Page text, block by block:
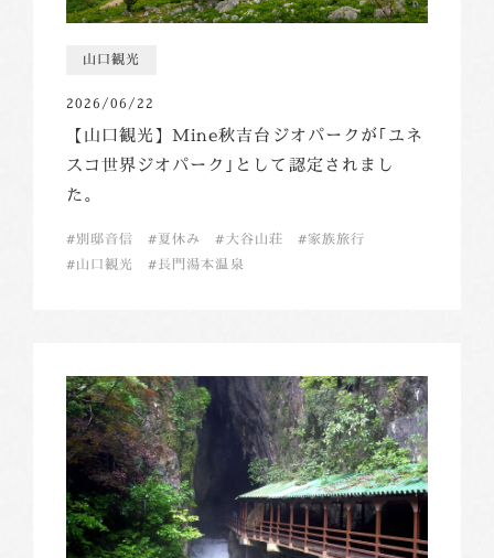
山口観光
2026/06/22
【山口観光】Mine秋吉台ジオパークが｢ユネ
スコ世界ジオパーク｣として認定されまし
た。
別邸音信 夏休み 大谷山荘
家族旅行
山口観光
長門湯本温泉